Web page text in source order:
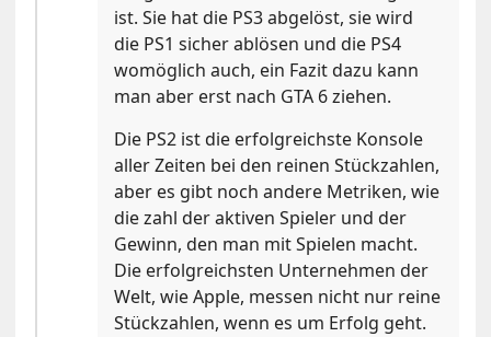
ist. Sie hat die PS3 abgelöst, sie wird
die PS1 sicher ablösen und die PS4
womöglich auch, ein Fazit dazu kann
man aber erst nach GTA 6 ziehen.
Die PS2 ist die erfolgreichste Konsole
aller Zeiten bei den reinen Stückzahlen,
aber es gibt noch andere Metriken, wie
die zahl der aktiven Spieler und der
Gewinn, den man mit Spielen macht.
Die erfolgreichsten Unternehmen der
Welt, wie Apple, messen nicht nur reine
Stückzahlen, wenn es um Erfolg geht.